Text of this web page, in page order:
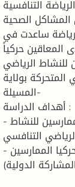
التنافسية
الصحية
ساعدت في
المعاقين حركياً.
للنشاط الرياضي
بولاية
المسيلة-
أهداف الدراسة :
- معرفة مستوى السلوك الصحي لدى المعاقين حركيا الممارسين للنشاط
التنافسي.
- كشف الفروق في مستوى السلوك الصحي لدى المعاقين حركيا الممارسين
الدولية).